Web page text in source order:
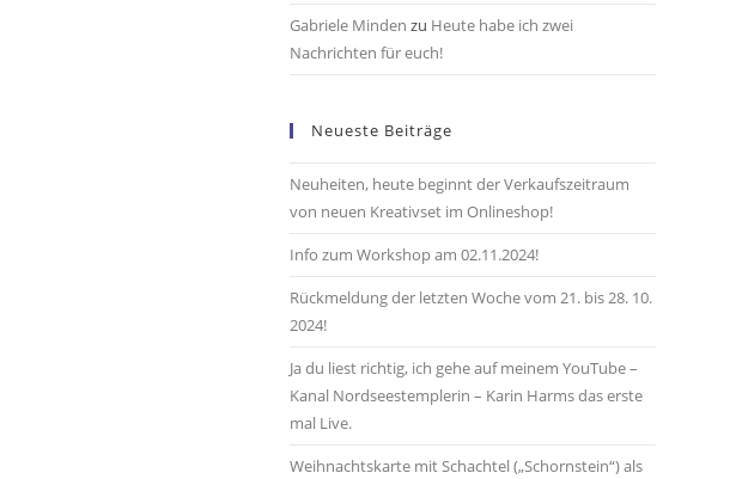
Gabriele Minden zu Heute habe ich zwei
Nachrichten für euch!
Neueste Beiträge
Neuheiten, heute beginnt der Verkaufszeitraum
von neuen Kreativset im Onlineshop!
Info zum Workshop am 02.11.2024!
Rückmeldung der letzten Woche vom 21. bis 28. 10.
2024!
Ja du liest richtig, ich gehe auf meinem YouTube –
Kanal Nordseestemplerin – Karin Harms das erste
mal Live.
Weihnachtskarte mit Schachtel („Schornstein“) als